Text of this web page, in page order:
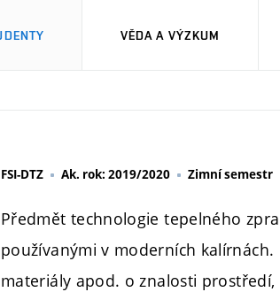
VĚDA A VÝZKUM
FSI-DTZ Ak. rok: 2019/2020 Zimní semestr
Předmět technologie tepelného
používanými v moderních
materiály apod. o znalosti